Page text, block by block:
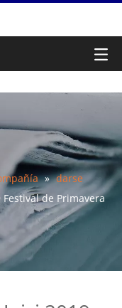
» darse
de Primavera